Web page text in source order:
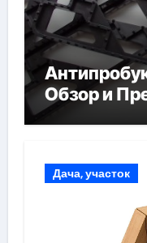
Обзор и
Дача, участок